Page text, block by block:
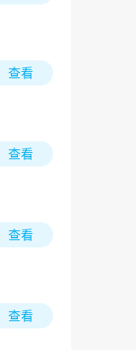
查看
查看
查看
查看